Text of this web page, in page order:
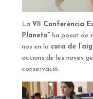
La VII Conferència
Planeta” ha posat de
nos en la cura de
accions de les noves
conservació.